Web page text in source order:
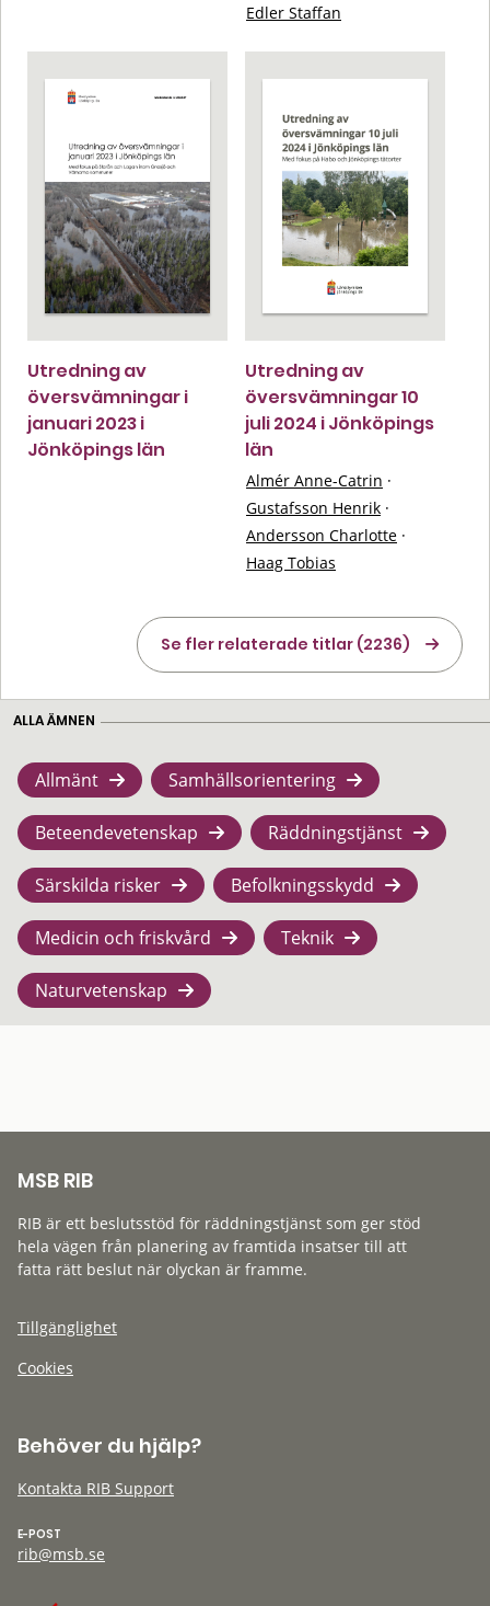
Edler Staffan
Utredning av
översvämningar i
januari 2023 i
Jönköpings län
Utredning av
översvämningar 10
juli 2024 i Jönköpings
län
Almér Anne-Catrin ·
Gustafsson Henrik ·
Andersson Charlotte ·
Haag Tobias
Se fler relaterade titlar (2236)
ALLA ÄMNEN
Allmänt Samhällsorientering
Beteendevetenskap Räddningstjänst
Särskilda risker Befolkningsskydd
Medicin och friskvård Teknik
Naturvetenskap
MSB RIB
RIB är ett beslutsstöd för räddningstjänst som ger stöd
hela vägen från planering av framtida insatser till att
fatta rätt beslut när olyckan är framme.
Tillgänglighet
Cookies
Behöver du hjälp?
Kontakta RIB Support
E-POST
rib@msb.se